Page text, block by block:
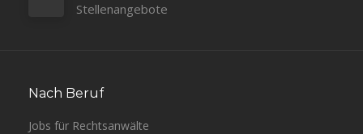
Stellenangebote
Nach Beruf
Jobs für Rechtsanwälte